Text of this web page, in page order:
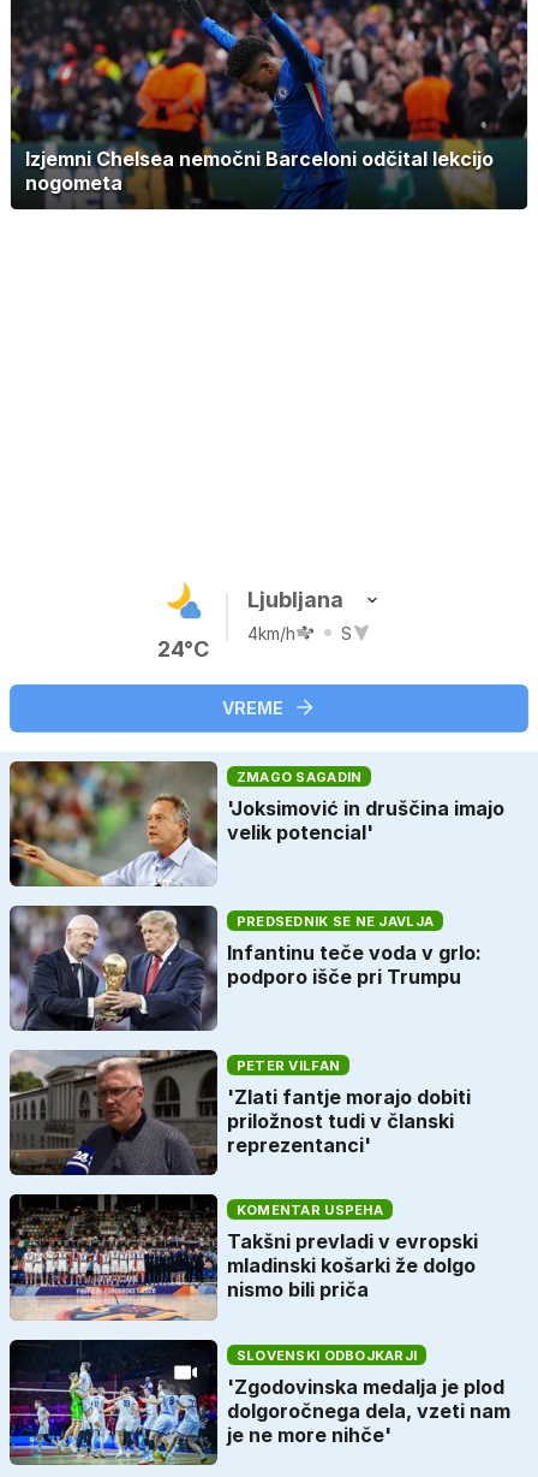
Izjemni Chelsea nemočni Barceloni odčital lekcijo
nogometa
24°C
Ljubljana
4km/h S
VREME
ZMAGO SAGADIN
'Joksimović in druščina imajo
velik potencial'
PREDSEDNIK SE NE JAVLJA
Infantinu teče voda v grlo:
podporo išče pri Trumpu
PETER VILFAN
'Zlati fantje morajo dobiti
priložnost tudi v članski
reprezentanci'
KOMENTAR USPEHA
Takšni prevladi v evropski
mladinski košarki že dolgo
nismo bili priča
SLOVENSKI ODBOJKARJI
'Zgodovinska medalja je plod
dolgoročnega dela, vzeti nam
je ne more nihče'